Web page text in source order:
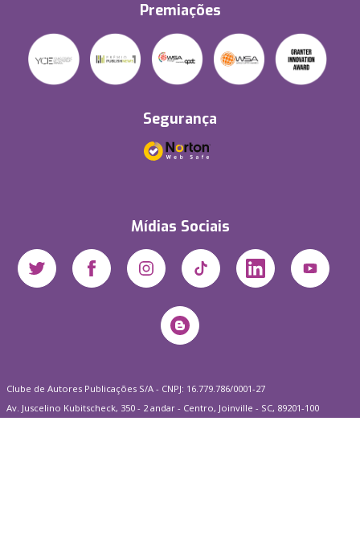
Premiações
Segurança
Mídias Sociais
Clube de Autores Publicações S/A - CNPJ: 16.779.786/0001-27
Av. Juscelino Kubitscheck, 350 - 2 andar - Centro, Joinville - SC, 89201-100